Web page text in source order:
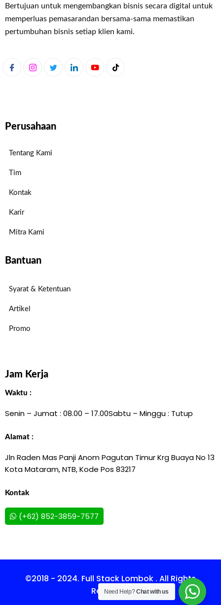
Bertujuan untuk mengembangkan bisnis secara digital untuk
memperluas pemasarandan bersama-sama memastikan
pertumbuhan bisnis setiap klien kami.
Perusahaan
Tentang Kami
Tim
Kontak
Karir
Mitra Kami
Bantuan
Syarat & Ketentuan
Artikel
Promo
Jam Kerja
Waktu :
Senin – Jumat : 08.00 – 17.00Sabtu – Minggu : Tutup
Alamat :
Jln Raden Mas Panji Anom Pagutan Timur Krg Buaya No 13
Kota Mataram, NTB, Kode Pos 83217
Kontak
(+62) 852-3859-7577
©2018 - 2024. Full Stack Lombok . All Rights
Reserved.
Need Help?Chat with us